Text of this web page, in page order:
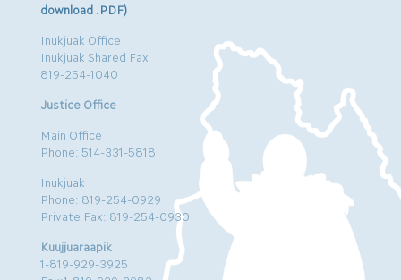
download .PDF)
Inukjuak Office
Inukjuak Shared Fax
819-254-1040
Justice Office
Main Office
Phone: 514-331-5818
Inukjuak
Phone: 819-254-0929
Private Fax: 819-254-0930
Kuujjuaraapik
1-819-929-3925